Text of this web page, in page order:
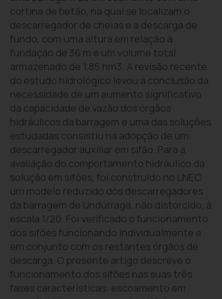
cortina de betão, na qual se localizam o
descarregador de cheias e a descarga de
fundo, com uma altura em relação à
fundação de 36 m e um volume total
armazenado de 1,85 hm3. A revisão recente
do estudo hidrológico levou à conclusão da
necessidade de um aumento significativo
da capacidade de vazão dos órgãos
hidráulicos da barragem e uma das soluções
estudadas consistiu na adopção de um
descarregador auxiliar em sifão. Para a
avaliação do comportamento hidráulico da
solução em sifões, foi construído no LNEC
um modelo reduzido dos descarregadores
da barragem de Undúrraga, não distorcido, à
escala 1/20. Foi verificado o funcionamento
dos sifões funcionando individualmente e
em conjunto com os restantes órgãos de
descarga. O presente artigo descreve o
funcionamento dos sifões nas suas três
fases características: escoamento em